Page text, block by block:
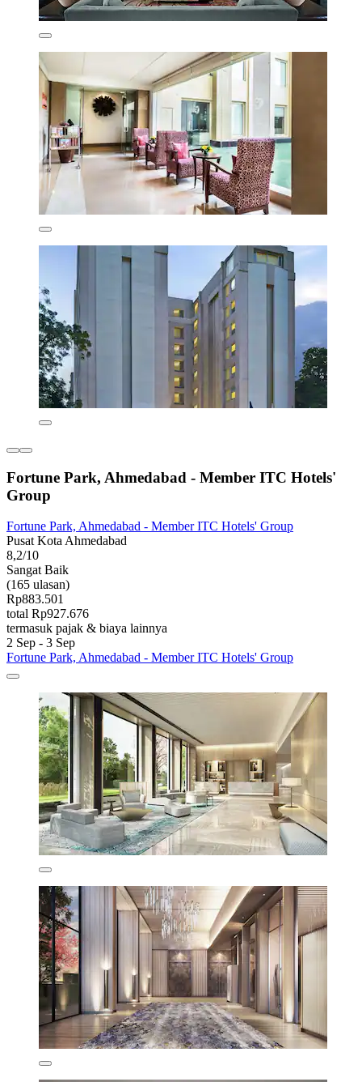
Fortune Park, Ahmedabad - Member ITC Hotels'
Group
Fortune Park, Ahmedabad - Member ITC Hotels' Group
Pusat Kota Ahmedabad
8,2/10
Sangat Baik
(165 ulasan)
Rp883.501
total Rp927.676
termasuk pajak & biaya lainnya
2 Sep - 3 Sep
Fortune Park, Ahmedabad - Member ITC Hotels' Group